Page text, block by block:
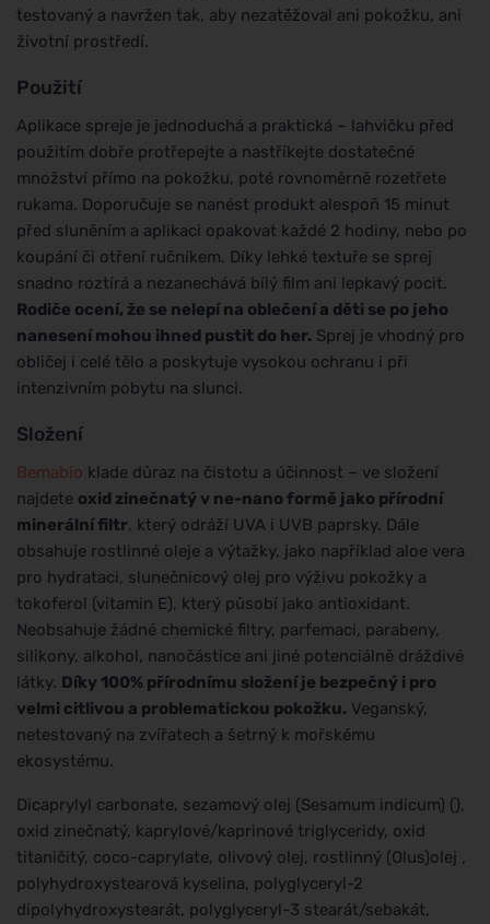
testovaný a navržen tak, aby nezatěžoval ani pokožku, ani
životní prostředí.
Použití
Aplikace spreje je jednoduchá a praktická – lahvičku před
použitím dobře protřepejte a nastříkejte dostatečné
množství přímo na pokožku, poté rovnoměrně rozetřete
rukama. Doporučuje se nanést produkt alespoň 15 minut
před sluněním a aplikaci opakovat každé 2 hodiny, nebo po
koupání či otření ručníkem. Díky lehké textuře se sprej
snadno roztírá a nezanechává bílý film ani lepkavý pocit.
Rodiče ocení, že se nelepí na oblečení a děti se po jeho
nanesení mohou ihned pustit do her. Sprej je vhodný pro
obličej i celé tělo a poskytuje vysokou ochranu i při
intenzivním pobytu na slunci.
Složení
Bemabio klade důraz na čistotu a účinnost – ve složení
najdete oxid zinečnatý v ne-nano formě jako přírodní
minerální filtr, který odráží UVA i UVB paprsky. Dále
obsahuje rostlinné oleje a výtažky, jako například aloe vera
pro hydrataci, slunečnicový olej pro výživu pokožky a
tokoferol (vitamin E), který působí jako antioxidant.
Neobsahuje žádné chemické filtry, parfemaci, parabeny,
silikony, alkohol, nanočástice ani jiné potenciálně dráždivé
látky. Díky 100% přírodnímu složení je bezpečný i pro
velmi citlivou a problematickou pokožku. Veganský,
netestovaný na zvířatech a šetrný k mořskému
ekosystému.
Dicaprylyl carbonate, sezamový olej (Sesamum indicum) (),
oxid zinečnatý, kaprylové/kaprinové triglyceridy, oxid
titaničitý, coco-caprylate, olivový olej, rostlinný (Olus)olej ,
polyhydroxystearová kyselina, polyglyceryl-2
dipolyhydroxystearát, polyglyceryl-3 stearát/sebakát,